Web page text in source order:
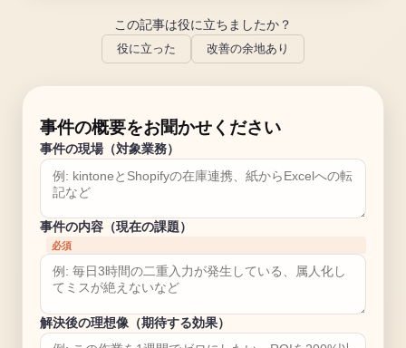
この記事は役に立ちましたか？
役に立った 改善の余地あり
事件の概要をお聞かせください
事件の現場（対象業務）
事件の内容（現在の課題）
必須
解決後の理想像（期待する効果）